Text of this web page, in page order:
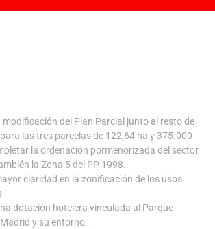
modificación del Plan Parcial junto al resto de
las tres parcelas de 122,64 ha y 375.000
la ordenación pormenorizada del sector,
la Zona 5 del PP 1998.
claridad en la zonificación de los usos
dotación hotelera vinculada al Parque
y su entorno.